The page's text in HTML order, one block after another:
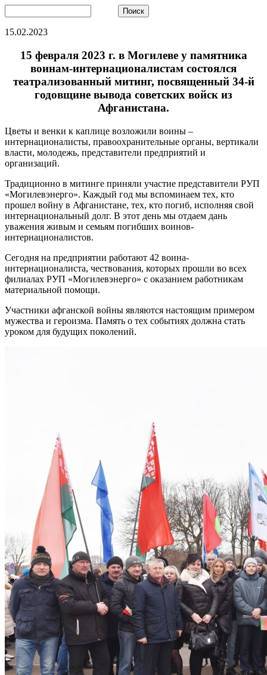
15.02.2023
15 февраля 2023 г. в Могилеве у памятника
воинам-интернационалистам состоялся
театрализованный митинг, посвященный 34-й
годовщине вывода советских войск из
Афганистана.
Цветы и венки к каплице возложили воины –
интернационалисты, правоохранительные органы, вертикали
власти, молодежь, представители предприятий и
организаций.
Традиционно в митинге приняли участие представители РУП
«Могилевэнерго». Каждый год мы вспоминаем тех, кто
прошел войну в Афганистане, тех, кто погиб, исполняя свой
интернациональный долг. В этот день мы отдаем дань
уважения живым и семьям погибших воинов-
интернационалистов.
Сегодня на предприятии работают 42 воина-
интернационалиста, чествования, которых прошли во всех
филиалах РУП «Могилевэнерго» с оказанием работникам
материальной помощи.
Участники афганской войны являются настоящим примером
мужества и героизма. Память о тех событиях должна стать
уроком для будущих поколений.